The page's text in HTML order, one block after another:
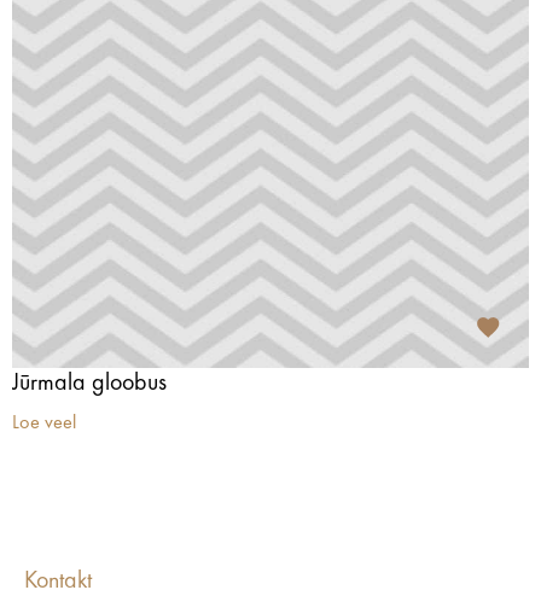
Jūrmala gloobus
Loe veel
Kontakt